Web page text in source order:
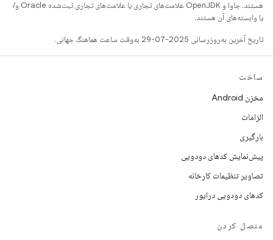
هستند. جاوا و OpenJDK علامت‌های تجاری یا علامت‌های تجاری ثبت‌شده Oracle و/
یا وابسته‌های آن هستند.
تاریخ آخرین به‌روزرسانی 2025-07-29 به‌وقت ساعت هماهنگ جهانی.
ساخت
مخزن Android
الزامات
بارگیری
پیش‌نمایش کدهای دودویی
تصاویر تنظیمات کارخانه
کدهای دودویی درایور
متصل کردن